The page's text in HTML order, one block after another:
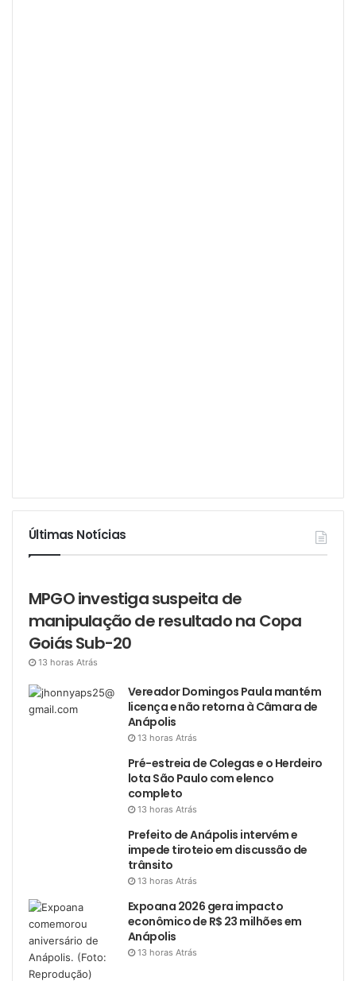
Últimas Notícias
MPGO investiga suspeita de
manipulação de resultado na Copa
Goiás Sub-20
13 horas Atrás
Vereador Domingos Paula mantém
licença e não retorna à Câmara de
Anápolis
13 horas Atrás
Pré-estreia de Colegas e o Herdeiro
lota São Paulo com elenco
completo
13 horas Atrás
Prefeito de Anápolis intervém e
impede tiroteio em discussão de
trânsito
13 horas Atrás
Expoana 2026 gera impacto
econômico de R$ 23 milhões em
Anápolis
13 horas Atrás